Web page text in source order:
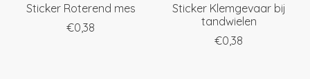
Sticker Roterend mes
€0,38
Sticker Klemgevaar bij
tandwielen
€0,38